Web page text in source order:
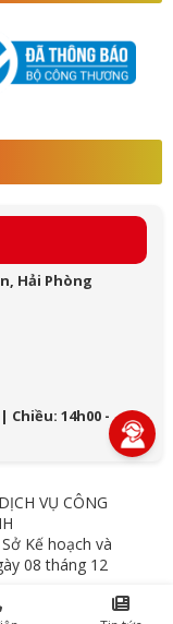
Hải Phòng
Chiều: 14h00 -
VỤ CÔNG
Kế hoạch và
08 tháng 12
Phòng